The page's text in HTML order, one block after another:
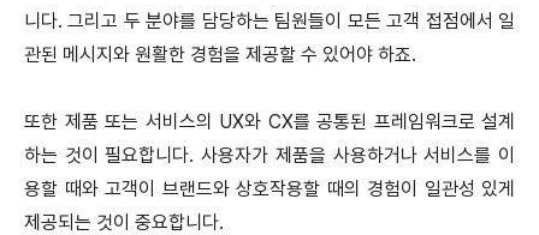
니다. 그리고 두 분야를 담당하는 팀원들이 모든 고객 접점에서 일
관된 메시지와 원활한 경험을 제공할 수 있어야 하죠.
또한 제품 또는 서비스의 UX와 CX를 공통된 프레임워크로 설계
하는 것이 필요합니다. 사용자가 제품을 사용하거나 서비스를 이
용할 때와 고객이 브랜드와 상호작용할 때의 경험이 일관성 있게
제공되는 것이 중요합니다.